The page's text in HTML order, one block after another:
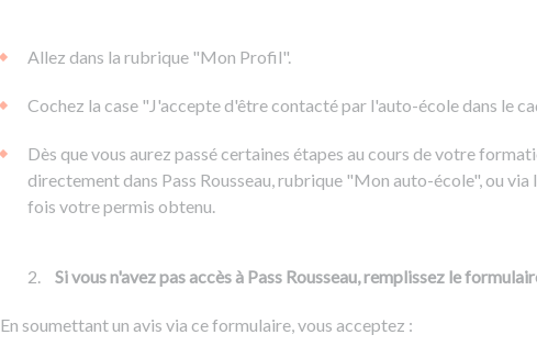
Allez dans la rubrique "Mon Profil".
Cochez la case "J'accepte d'être contacté par l'auto-école dans le
Dès que vous aurez passé certaines étapes au cours de votre
directement dans Pass Rousseau, rubrique "Mon auto-école", ou
fois votre permis obtenu.
Si vous n'avez pas accès à Pass Rousseau, remplissez le
En soumettant un avis via ce formulaire, vous acceptez :